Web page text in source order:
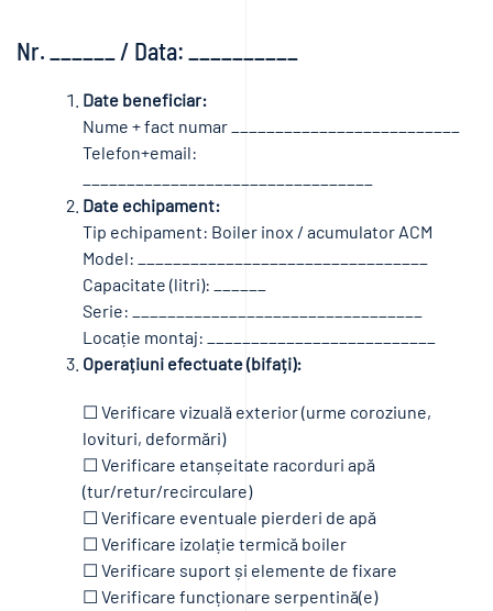
Nr. ______ / Data: __________
Date beneficiar:
Nume + fact numar __________________________
Telefon+email:
Date echipament:
Tip echipament: Boiler inox / acumulator ACM
Model: _________________________________
Capacitate (litri): ______
Serie: _________________________________
Locație montaj: __________________________
Operațiuni efectuate (bifați):
☐ Verificare vizuală exterior (urme coroziune,
lovituri, deformări)
☐ Verificare etanșeitate racorduri apă
(tur/retur/recirculare)
☐ Verificare eventuale pierderi de apă
☐ Verificare izolație termică boiler
☐ Verificare suport și elemente de fixare
☐ Verificare funcționare serpentină(e)